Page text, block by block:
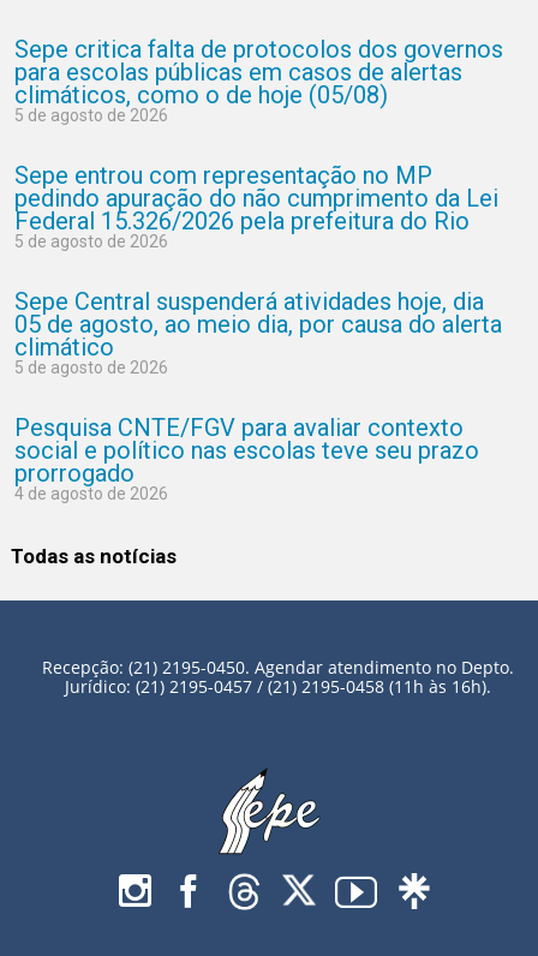
Sepe critica falta de protocolos dos governos
para escolas públicas em casos de alertas
climáticos, como o de hoje (05/08)
5 de agosto de 2026
Sepe entrou com representação no MP
pedindo apuração do não cumprimento da Lei
Federal 15.326/2026 pela prefeitura do Rio
5 de agosto de 2026
Sepe Central suspenderá atividades hoje, dia
05 de agosto, ao meio dia, por causa do alerta
climático
5 de agosto de 2026
Pesquisa CNTE/FGV para avaliar contexto
social e político nas escolas teve seu prazo
prorrogado
4 de agosto de 2026
Todas as notícias
Recepção: (21) 2195-0450. Agendar atendimento no Depto.
Jurídico: (21) 2195-0457 / (21) 2195-0458 (11h às 16h).